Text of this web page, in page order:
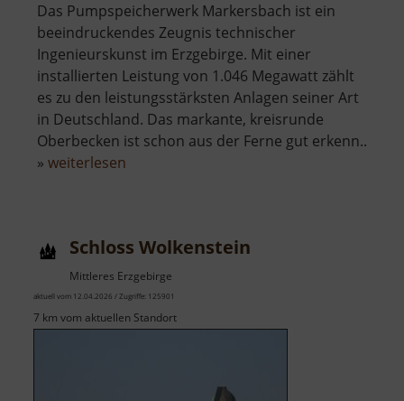
Das Pumpspeicherwerk Markersbach ist ein
beeindruckendes Zeugnis technischer
Ingenieurskunst im Erzgebirge. Mit einer
installierten Leistung von 1.046 Megawatt zählt
es zu den leistungsstärksten Anlagen seiner Art
in Deutschland. Das markante, kreisrunde
Oberbecken ist schon aus der Ferne gut erkenn..
» weiterlesen
Schloss Wolkenstein
Mittleres Erzgebirge
aktuell vom 12.04.2026 / Zugriffe: 125901
7 km vom aktuellen Standort